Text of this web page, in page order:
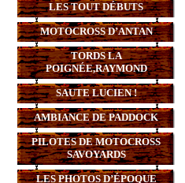
LES TOUT DÉBUTS
MOTOCROSS D’ANTAN
TORDS LA
POIGNÉE,RAYMOND
SAUTE LUCIEN !
AMBIANCE DE PADDOCK
PILOTES DE MOTOCROSS
SAVOYARDS
LES PHOTOS D’ÉPOQUE